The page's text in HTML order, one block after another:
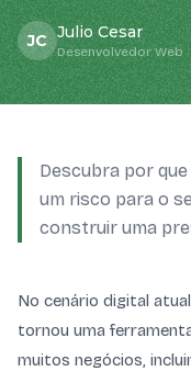
JC Julio Cesar
Desenvolvedor Web
Descubra por
um risco para o
construir uma
No cenário digital
tornou uma
muitos negócios,